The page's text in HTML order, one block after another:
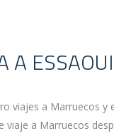
A
viajes a Marruecos
a Marruecos